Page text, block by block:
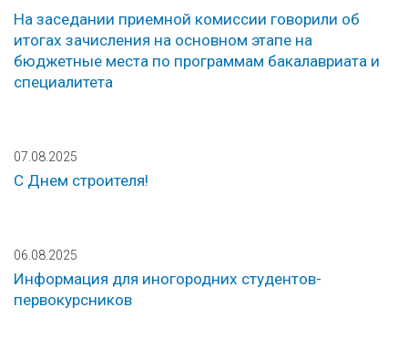
На заседании приемной комиссии говорили об
итогах зачисления на основном этапе на
бюджетные места по программам бакалавриата и
специалитета
07.08.2025
С Днем строителя!
06.08.2025
Информация для иногородних студентов-
первокурсников